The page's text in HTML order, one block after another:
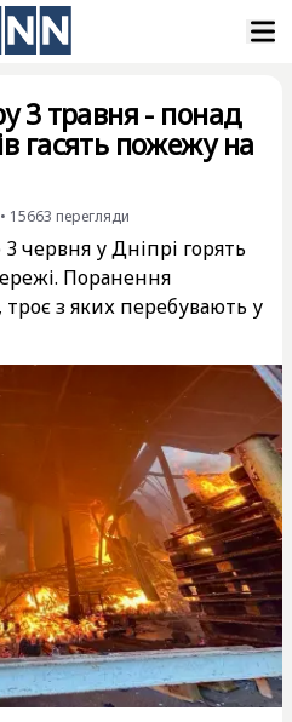
3 травня - понад
гасять пожежу на
• 15663 перегляди
червня у Дніпрі горять
Поранення
з яких перебувають у